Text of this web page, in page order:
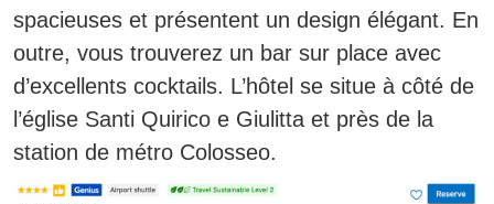
spacieuses et présentent un design élégant. En
outre, vous trouverez un bar sur place avec
d’excellents cocktails. L’hôtel se situe à côté de
l’église Santi Quirico e Giulitta et près de la
station de métro Colosseo.